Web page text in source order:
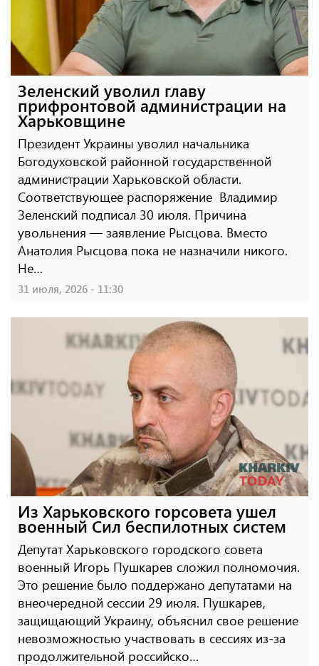
Зеленский уволил главу
прифронтовой администрации на
Харьковщине
Президент Украины уволил начальника
Богодуховской районной государственной
администрации Харьковской области.
Соответствующее распоряжение Владимир
Зеленский подписал 30 июля. Причина
увольнения — заявление Рысцова. Вместо
Анатолия Рысцова пока не назначили никого.
Не…
31 июля, 2026 - 11:30
Из Харьковского горсовета ушел
военный Сил беспилотных систем
Депутат Харьковского городского совета
военный Игорь Пушкарев сложил полномочия.
Это решение было поддержано депутатами на
внеочередной сессии 29 июля. Пушкарев,
защищающий Украину, объяснил свое решение
невозможностью участвовать в сессиях из-за
продолжительной российско…